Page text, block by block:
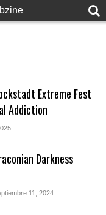
Extreme Fest
Addiction
Darkness
11, 2024